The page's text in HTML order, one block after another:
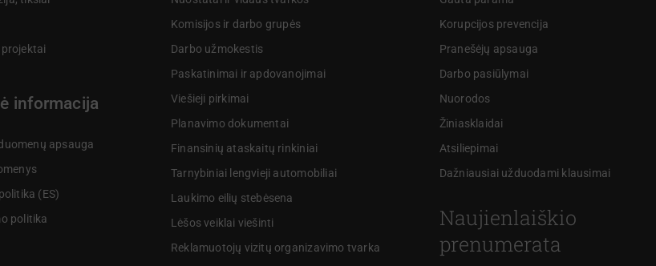
informacija
apsauga
(ES)
politika
Komisijos ir darbo grupės
Darbo užmokestis
Paskatinimai ir apdovanojimai
Viešieji pirkimai
Planavimo dokumentai
Finansinių ataskaitų rinkiniai
Tarnybiniai lengvieji automobiliai
Laukimo eilių stebėsena
Lėšos veiklai viešinti
Reklamuotojų vizitų organizavimo tvarka
Korupcijos prevencija
Pranešėjų apsauga
Darbo pasiūlymai
Nuorodos
Žiniasklaidai
Atsiliepimai
Dažniausiai užduodami klausimai
Naujienlaiškio
prenumerata